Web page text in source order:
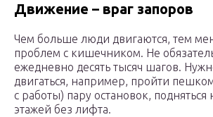
Движение – враг запоров
Чем больше люди двигаются, тем
проблем с кишечником. Не
ежедневно десять тысяч шагов.
двигаться, например, пройти
с работы) пару остановок, подняться
этажей без лифта.